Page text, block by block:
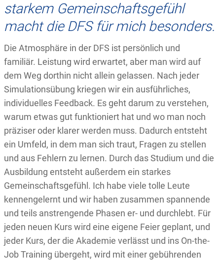
starkem Gemeinschaftsgefühl
macht die DFS für mich besonders.
Die Atmosphäre in der DFS ist persönlich und
familiär. Leistung wird erwartet, aber man wird auf
dem Weg dorthin nicht allein gelassen. Nach jeder
Simulationsübung kriegen wir ein ausführliches,
individuelles Feedback. Es geht darum zu verstehen,
warum etwas gut funktioniert hat und wo man noch
präziser oder klarer werden muss. Dadurch entsteht
ein Umfeld, in dem man sich traut, Fragen zu stellen
und aus Fehlern zu lernen. Durch das Studium und die
Ausbildung entsteht außerdem ein starkes
Gemeinschaftsgefühl. Ich habe viele tolle Leute
kennengelernt und wir haben zusammen spannende
und teils anstrengende Phasen er- und durchlebt. Für
jeden neuen Kurs wird eine eigene Feier geplant, und
jeder Kurs, der die Akademie verlässt und ins On-the-
Job Training übergeht, wird mit einer gebührenden